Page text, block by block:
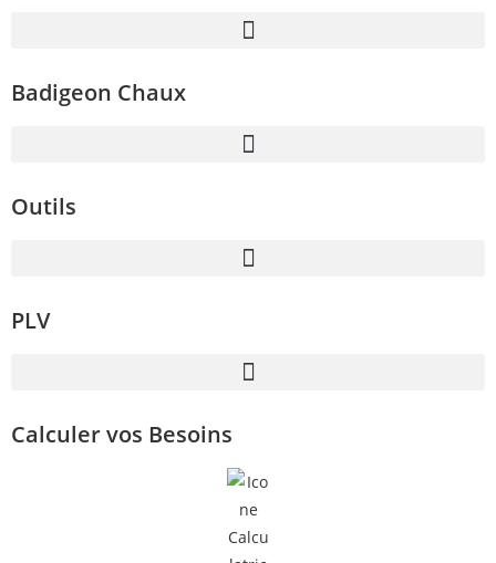
Badigeon Chaux
Outils
PLV
Calculer vos Besoins